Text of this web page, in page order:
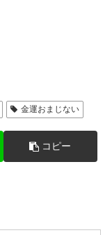
金運おまじない
コピー